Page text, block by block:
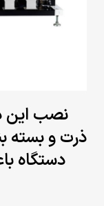
نصب این
ذرت و بسته
دستگاه